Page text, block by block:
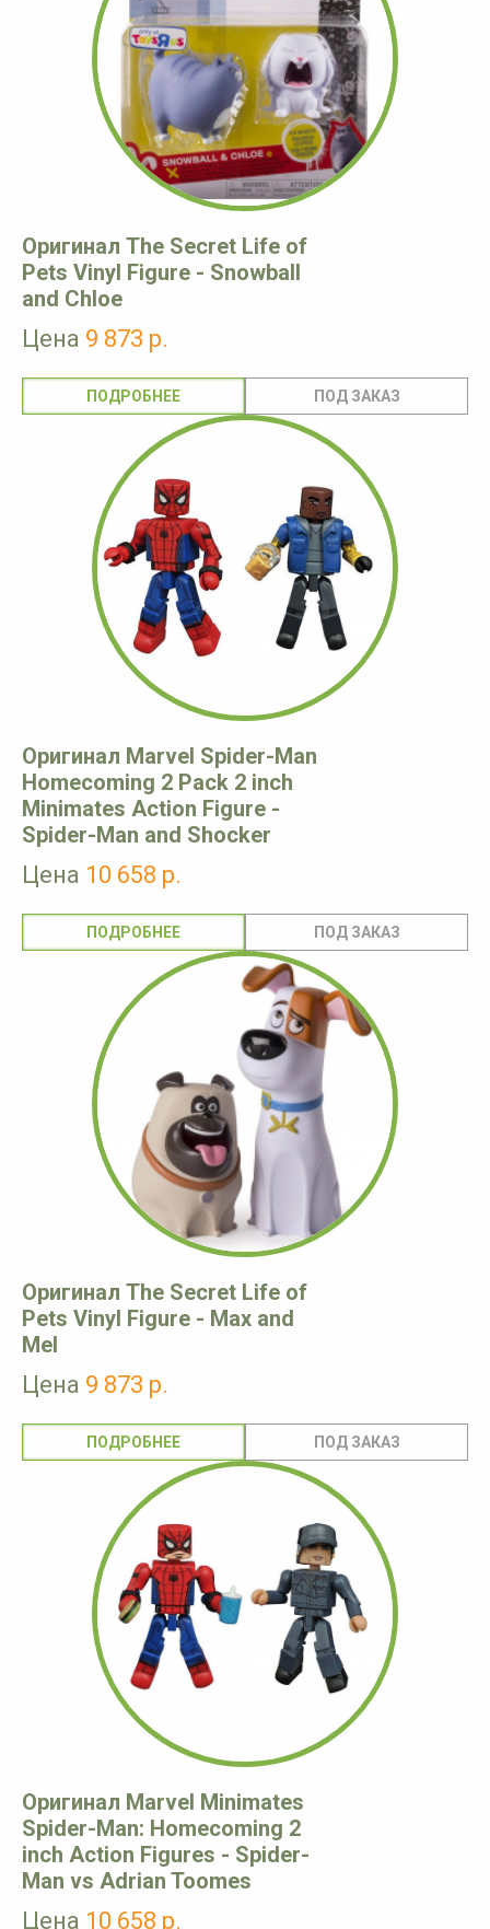
Оригинал The Secret Life of
Pets Vinyl Figure - Snowball
and Chloe
Цена 9 873 р.
ПОДРОБНЕЕ
Оригинал Marvel Spider-Man
Homecoming 2 Pack 2 inch
Minimates Action Figure -
Spider-Man and Shocker
Цена 10 658 р.
ПОДРОБНЕЕ
Оригинал The Secret Life of
Pets Vinyl Figure - Max and
Mel
Цена 9 873 р.
ПОДРОБНЕЕ
Оригинал Marvel Minimates
Spider-Man: Homecoming 2
inch Action Figures - Spider-
Man vs Adrian Toomes
Цена 10 658 р.